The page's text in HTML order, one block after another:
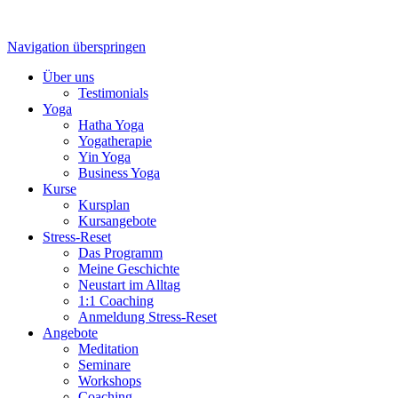
Navigation überspringen
Über uns
Testimonials
Yoga
Hatha Yoga
Yogatherapie
Yin Yoga
Business Yoga
Kurse
Kursplan
Kursangebote
Stress-Reset
Das Programm
Meine Geschichte
Neustart im Alltag
1:1 Coaching
Anmeldung Stress-Reset
Angebote
Meditation
Seminare
Workshops